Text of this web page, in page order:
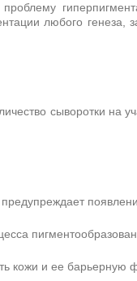
любого генеза,
сыворотки на
кожи и ее барьерную